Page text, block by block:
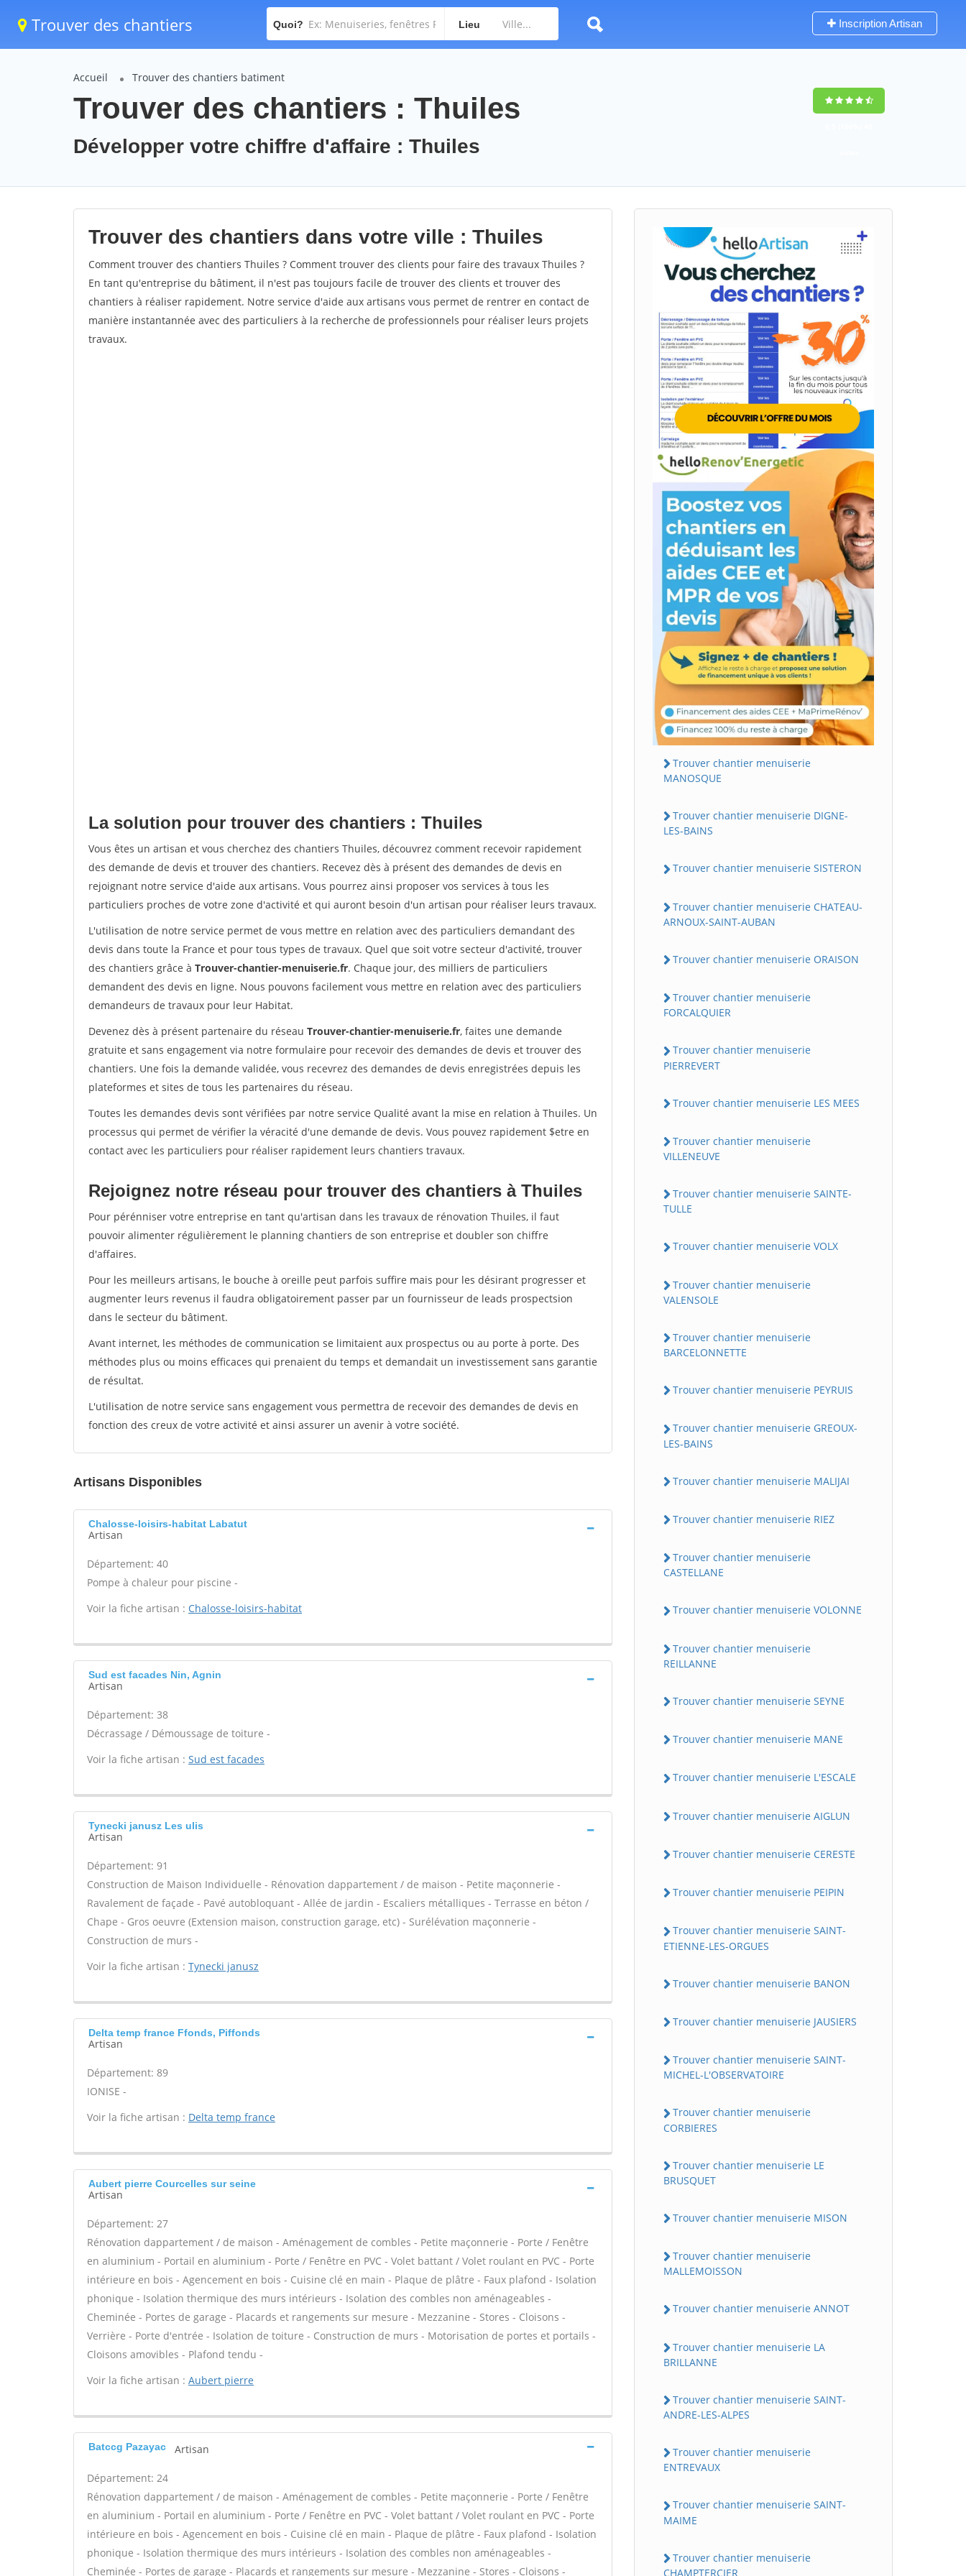
Trouver des chantiers Quoi? Lieu Inscription Artisan
Accueil Trouver des chantiers batiment
Trouver des chantiers : Thuiles
Développer votre chiffre d'affaire : Thuiles
Trouver des chantiers dans votre ville : Thuiles
Comment trouver des chantiers Thuiles ? Comment trouver des clients pour faire des travaux Thuiles ?
En tant qu'entreprise du bâtiment, il n'est pas toujours facile de trouver des clients et trouver des
chantiers à réaliser rapidement. Notre service d'aide aux artisans vous permet de rentrer en contact de
manière instantannée avec des particuliers à la recherche de professionnels pour réaliser leurs projets
travaux.
La solution pour trouver des chantiers : Thuiles
Vous êtes un artisan et vous cherchez des chantiers Thuiles, découvrez comment recevoir rapidement
des demande de devis et trouver des chantiers. Recevez dès à présent des demandes de devis en
rejoignant notre service d'aide aux artisans. Vous pourrez ainsi proposer vos services à tous les
particuliers proches de votre zone d'activité et qui auront besoin d'un artisan pour réaliser leurs travaux.
L'utilisation de notre service permet de vous mettre en relation avec des particuliers demandant des
devis dans toute la France et pour tous types de travaux. Quel que soit votre secteur d'activité, trouver
des chantiers grâce à Trouver-chantier-menuiserie.fr. Chaque jour, des milliers de particuliers
demandent des devis en ligne. Nous pouvons facilement vous mettre en relation avec des particuliers
demandeurs de travaux pour leur Habitat.
Devenez dès à présent partenaire du réseau Trouver-chantier-menuiserie.fr, faites une demande
gratuite et sans engagement via notre formulaire pour recevoir des demandes de devis et trouver des
chantiers. Une fois la demande validée, vous recevrez des demandes de devis enregistrées depuis les
plateformes et sites de tous les partenaires du réseau.
Toutes les demandes devis sont vérifiées par notre service Qualité avant la mise en relation à Thuiles. Un
processus qui permet de vérifier la véracité d'une demande de devis. Vous pouvez rapidement $etre en
contact avec les particuliers pour réaliser rapidement leurs chantiers travaux.
Rejoignez notre réseau pour trouver des chantiers à Thuiles
Pour pérénniser votre entreprise en tant qu'artisan dans les travaux de rénovation Thuiles, il faut
pouvoir alimenter régulièrement le planning chantiers de son entreprise et doubler son chiffre
d'affaires.
Pour les meilleurs artisans, le bouche à oreille peut parfois suffire mais pour les désirant progresser et
augmenter leurs revenus il faudra obligatoirement passer par un fournisseur de leads prospectsion
dans le secteur du bâtiment.
Avant internet, les méthodes de communication se limitaient aux prospectus ou au porte à porte. Des
méthodes plus ou moins efficaces qui prenaient du temps et demandait un investissement sans garantie
de résultat.
L'utilisation de notre service sans engagement vous permettra de recevoir des demandes de devis en
fonction des creux de votre activité et ainsi assurer un avenir à votre société.
Artisans Disponibles
Chalosse-loisirs-habitat Labatut
Artisan
Département: 40
Pompe à chaleur pour piscine -
Voir la fiche artisan : Chalosse-loisirs-habitat
Sud est facades Nin, Agnin
Artisan
Département: 38
Décrassage / Démoussage de toiture -
Voir la fiche artisan : Sud est facades
Tynecki janusz Les ulis
Artisan
Département: 91
Construction de Maison Individuelle - Rénovation dappartement / de maison - Petite maçonnerie -
Ravalement de façade - Pavé autobloquant - Allée de jardin - Escaliers métalliques - Terrasse en béton /
Chape - Gros oeuvre (Extension maison, construction garage, etc) - Surélévation maçonnerie -
Construction de murs -
Voir la fiche artisan : Tynecki janusz
Delta temp france Ffonds, Piffonds
Artisan
Département: 89
IONISE -
Voir la fiche artisan : Delta temp france
Aubert pierre Courcelles sur seine
Artisan
Département: 27
Rénovation dappartement / de maison - Aménagement de combles - Petite maçonnerie - Porte / Fenêtre
en aluminium - Portail en aluminium - Porte / Fenêtre en PVC - Volet battant / Volet roulant en PVC - Porte
intérieure en bois - Agencement en bois - Cuisine clé en main - Plaque de plâtre - Faux plafond - Isolation
phonique - Isolation thermique des murs intérieurs - Isolation des combles non aménageables -
Cheminée - Portes de garage - Placards et rangements sur mesure - Mezzanine - Stores - Cloisons -
Verrière - Porte d'entrée - Isolation de toiture - Construction de murs - Motorisation de portes et portails -
Cloisons amovibles - Plafond tendu -
Voir la fiche artisan : Aubert pierre
Batccg Pazayac Artisan
Département: 24
Rénovation dappartement / de maison - Aménagement de combles - Petite maçonnerie - Porte / Fenêtre
en aluminium - Portail en aluminium - Porte / Fenêtre en PVC - Volet battant / Volet roulant en PVC - Porte
intérieure en bois - Agencement en bois - Cuisine clé en main - Plaque de plâtre - Faux plafond - Isolation
phonique - Isolation thermique des murs intérieurs - Isolation des combles non aménageables -
Cheminée - Portes de garage - Placards et rangements sur mesure - Mezzanine - Stores - Cloisons -
Trouver chantier menuiserie
MANOSQUE
Trouver chantier menuiserie DIGNE-
LES-BAINS
Trouver chantier menuiserie SISTERON
Trouver chantier menuiserie CHATEAU-
ARNOUX-SAINT-AUBAN
Trouver chantier menuiserie ORAISON
Trouver chantier menuiserie
FORCALQUIER
Trouver chantier menuiserie
PIERREVERT
Trouver chantier menuiserie LES MEES
Trouver chantier menuiserie
VILLENEUVE
Trouver chantier menuiserie SAINTE-
TULLE
Trouver chantier menuiserie VOLX
Trouver chantier menuiserie
VALENSOLE
Trouver chantier menuiserie
BARCELONNETTE
Trouver chantier menuiserie PEYRUIS
Trouver chantier menuiserie GREOUX-
LES-BAINS
Trouver chantier menuiserie MALIJAI
Trouver chantier menuiserie RIEZ
Trouver chantier menuiserie
CASTELLANE
Trouver chantier menuiserie VOLONNE
Trouver chantier menuiserie
REILLANNE
Trouver chantier menuiserie SEYNE
Trouver chantier menuiserie MANE
Trouver chantier menuiserie L'ESCALE
Trouver chantier menuiserie AIGLUN
Trouver chantier menuiserie CERESTE
Trouver chantier menuiserie PEIPIN
Trouver chantier menuiserie SAINT-
ETIENNE-LES-ORGUES
Trouver chantier menuiserie BANON
Trouver chantier menuiserie JAUSIERS
Trouver chantier menuiserie SAINT-
MICHEL-L'OBSERVATOIRE
Trouver chantier menuiserie
CORBIERES
Trouver chantier menuiserie LE
BRUSQUET
Trouver chantier menuiserie MISON
Trouver chantier menuiserie
MALLEMOISSON
Trouver chantier menuiserie ANNOT
Trouver chantier menuiserie LA
BRILLANNE
Trouver chantier menuiserie SAINT-
ANDRE-LES-ALPES
Trouver chantier menuiserie
ENTREVAUX
Trouver chantier menuiserie SAINT-
MAIME
Trouver chantier menuiserie
CHAMPTERCIER